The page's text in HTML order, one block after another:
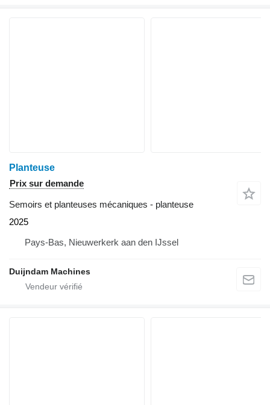
Planteuse
Prix sur demande
Semoirs et planteuses mécaniques - planteuse
2025
Pays-Bas, Nieuwerkerk aan den IJssel
Duijndam Machines